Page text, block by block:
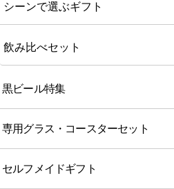
シーンで選ぶギフト
飲み比べセット
黒ビール特集
専用グラス・コースターセット
セルフメイドギフト